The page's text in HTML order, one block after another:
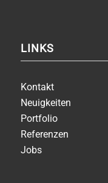
LINKS
Kontakt
Neuigkeiten
Portfolio
Referenzen
Jobs